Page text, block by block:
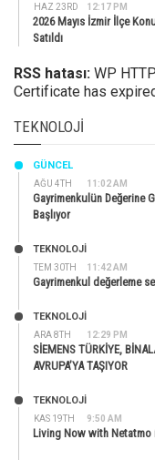
HAZ 23RD 12:17 PM
2026 Mayıs İzmir İlçe
Satıldı
RSS hatası: WP
Certificate has
TEKNOLOJI
AĞU 4TH 11:02 AM
GÜNCEL
Gayrimenkulün Değerine
Başlıyor
TEM 30TH 11:42 AM
TEKNOLOJİ
Gayrimenkul değerleme
ARA 8TH 12:29 PM
TEKNOLOJİ
SİEMENS TÜRKİYE,
AVRUPA’YA TAŞIYOR
KAS 19TH 9:50 AM
TEKNOLOJİ
Living Now with Netatmo